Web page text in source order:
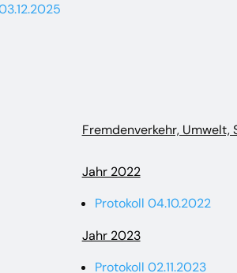
Fremdenverkehr, Umwelt,
Jahr 2022
Protokoll 04.10.2022
Jahr 2023
Protokoll 02.11.2023